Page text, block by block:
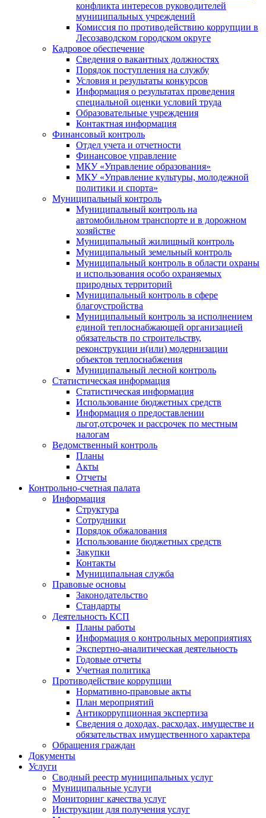
конфликта интересов руководителей
муниципальных учреждений
Комиссия по противодействию коррупции в
Лесозаводском городском округе
Кадровое обеспечение
Сведения о вакантных должностях
Порядок поступления на службу
Условия и результаты конкурсов
Информация о результатах проведения
специальной оценки условий труда
Образовательные учреждения
Контактная информация
Финансовый контроль
Отдел учета и отчетности
Финансовое управление
МКУ «Управление образования»
МКУ «Управление культуры, молодежной
политики и спорта»
Муниципальный контроль
Муниципальный контроль на
автомобильном транспорте и в дорожном
хозяйстве
Муниципальный жилищный контроль
Муниципальный земельный контроль
Муниципальный контроль в области охраны
и использования особо охраняемых
природных территорий
Муниципальный контроль в сфере
благоустройства
Муниципальный контроль за исполнением
единой теплоснабжающей организацией
обязательств по строительству,
реконструкции и(или) модернизации
объектов теплоснабжения
Муниципальный лесной контроль
Статистическая информация
Статистическая информация
Использование бюджетных средств
Информация о предоставлении
льгот,отсрочек и рассрочек по местным
налогам
Ведомственный контроль
Планы
Акты
Отчеты
Контрольно-счетная палата
Информация
Структура
Сотрудники
Порядок обжалования
Использование бюджетных средств
Закупки
Контакты
Муниципальная служба
Правовые основы
Законодательство
Стандарты
Деятельность КСП
Планы работы
Информация о контрольных мероприятиях
Экспертно-аналитическая деятельность
Годовые отчеты
Учетная политика
Противодействие коррупции
Нормативно-правовые акты
План мероприятий
Антикоррупционная экспертиза
Сведения о доходах, расходах, имуществе и
обязательствах имущественного характера
Обращения граждан
Документы
Услуги
Сводный реестр муниципальных услуг
Муниципальные услуги
Мониторинг качества услуг
Инструкции для получения услуг